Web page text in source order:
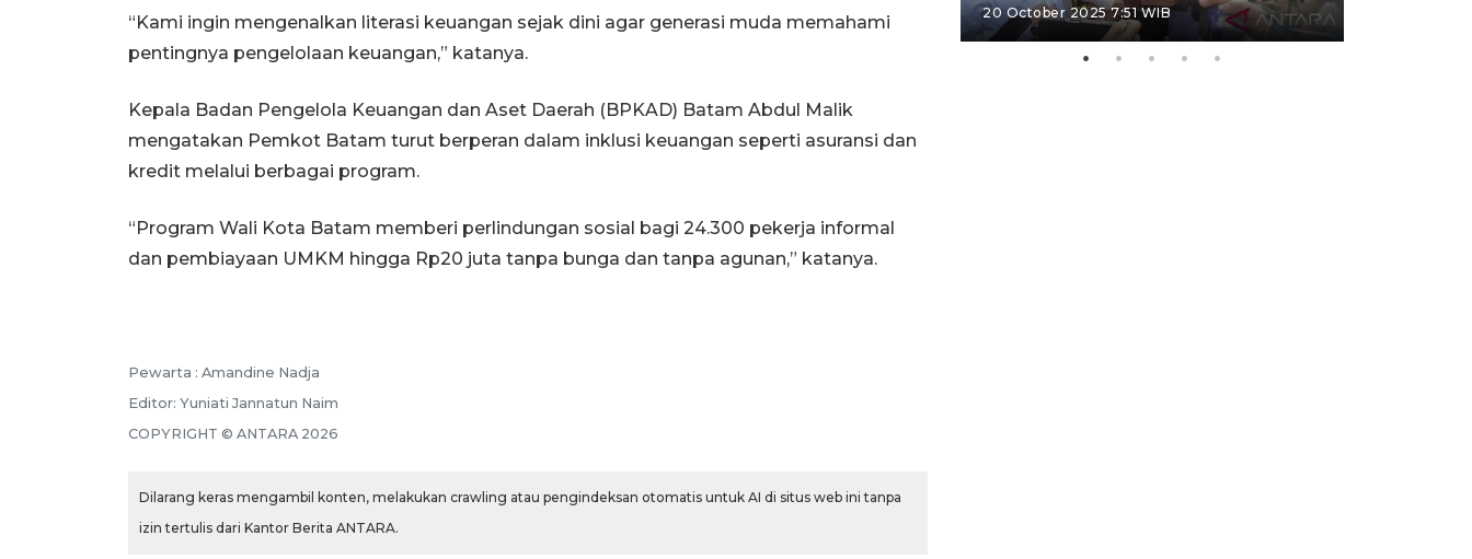
“Kami ingin mengenalkan literasi keuangan sejak dini agar generasi muda memahami
pentingnya pengelolaan keuangan,” katanya.
Kepala Badan Pengelola Keuangan dan Aset Daerah (BPKAD) Batam Abdul Malik
mengatakan Pemkot Batam turut berperan dalam inklusi keuangan seperti asuransi dan
kredit melalui berbagai program.
“Program Wali Kota Batam memberi perlindungan sosial bagi 24.300 pekerja informal
dan pembiayaan UMKM hingga Rp20 juta tanpa bunga dan tanpa agunan,” katanya.
Pewarta : Amandine Nadja
Editor: Yuniati Jannatun Naim
COPYRIGHT © ANTARA 2026
Dilarang keras mengambil konten, melakukan crawling atau pengindeksan otomatis untuk AI di situs web ini tanpa
izin tertulis dari Kantor Berita ANTARA.
08 February 2024 15:30 WIB, 2024 20 October 2025 7:51 WIB